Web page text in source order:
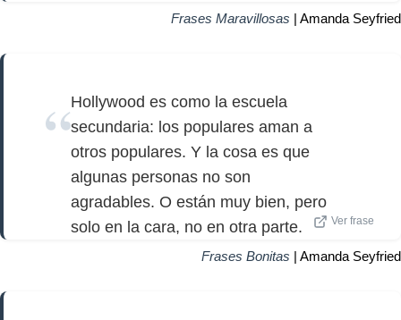
Frases Maravillosas | Amanda Seyfried
Hollywood es como la escuela
secundaria: los populares aman a
otros populares. Y la cosa es que
algunas personas no son
agradables. O están muy bien, pero
solo en la cara, no en otra parte.
Ver frase
Frases Bonitas | Amanda Seyfried